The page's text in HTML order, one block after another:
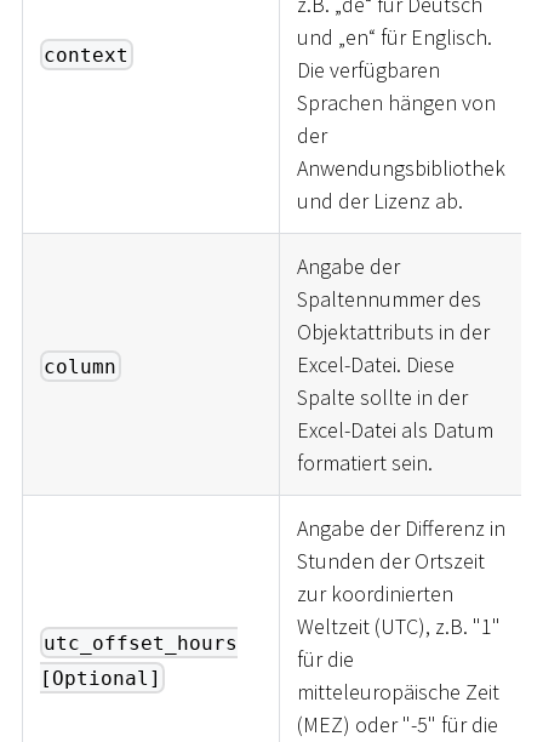
context
und „en“ für Englisch.
Die verfügbaren
Sprachen hängen von
der
Anwendungsbibliothek
und der Lizenz ab.
column
Angabe der
Spaltennummer des
Objektattributs in der
Excel-Datei. Diese
Spalte sollte in der
Excel-Datei als Datum
formatiert sein.
utc_offset_hours
[Optional]
Angabe der Differenz in
Stunden der Ortszeit
zur koordinierten
Weltzeit (UTC), z.B. "1"
für die
mitteleuropäische Zeit
(MEZ) oder "-5" für die